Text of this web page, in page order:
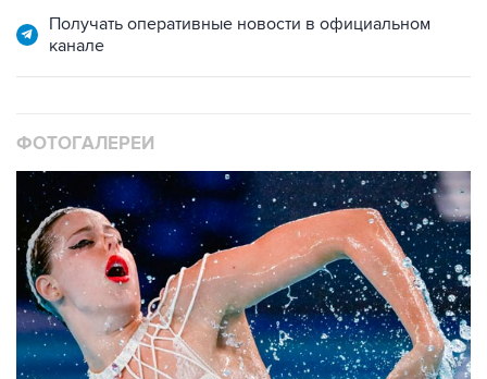
Получать оперативные новости в официальном
канале
ФОТОГАЛЕРЕИ